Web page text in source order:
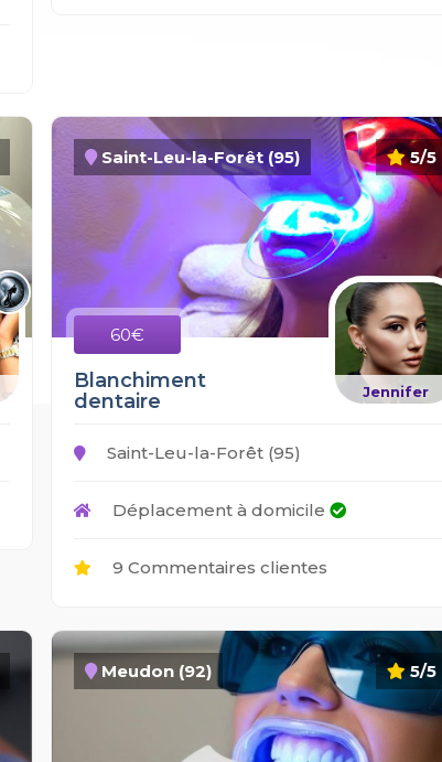
5/5
Saint-Leu-la-Forêt (95)
60€
Jennifer
Blanchiment
dentaire
Saint-Leu-la-Forêt (95)
Déplacement à domicile
9 Commentaires clientes
5/5
Meudon (92)